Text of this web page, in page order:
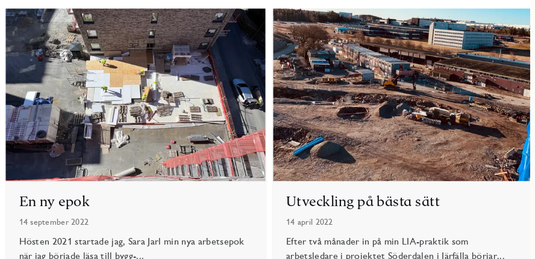
En ny epok
14 september 2022
Hösten 2021 startade jag, Sara Jarl min nya arbetsepok
när jag började läsa till bygg-...
Utveckling på bästa sätt
14 april 2022
Efter två månader in på min LIA-praktik som
arbetsledare i projektet Söderdalen i Järfälla börjar...